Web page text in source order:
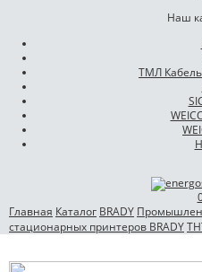
Наш
ТМЛ
Главная Каталог BRADY
стационарных принтеров BRADY